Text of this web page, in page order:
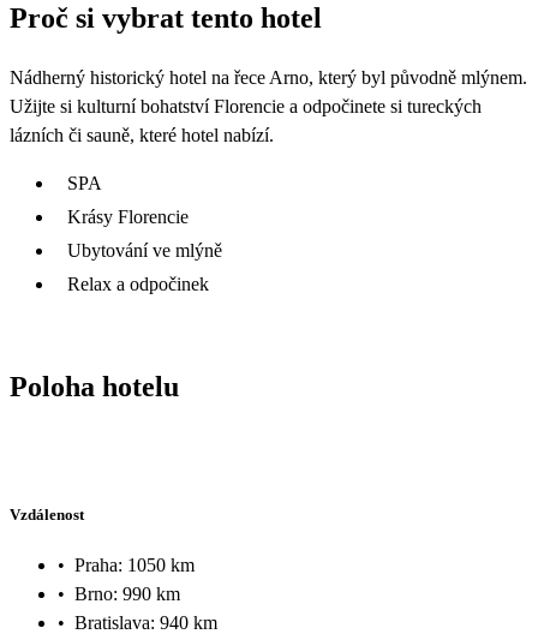
6 119 6 119 6 119 6 139
7 449
Proč si vybrat tento hotel
Nádherný historický hotel na řece Arno, který byl původně mlýnem.
Užijte si kulturní bohatství Florencie a odpočinete si tureckých
lázních či sauně, které hotel nabízí.
SPA
Krásy Florencie
Ubytování ve mlýně
Relax a odpočinek
Poloha hotelu
Vzdálenost
• Praha: 1050 km
• Brno: 990 km
• Bratislava: 940 km